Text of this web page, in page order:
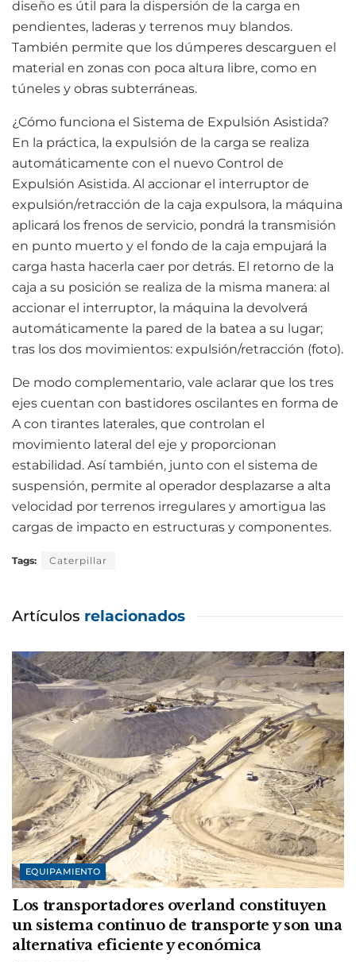
diseño es útil para la dispersión de la carga en
pendientes, laderas y terrenos muy blandos.
También permite que los dúmperes descarguen el
material en zonas con poca altura libre, como en
túneles y obras subterráneas.
¿Cómo funciona el Sistema de Expulsión Asistida?
En la práctica, la expulsión de la carga se realiza
automáticamente con el nuevo Control de
Expulsión Asistida. Al accionar el interruptor de
expulsión/retracción de la caja expulsora, la máquina
aplicará los frenos de servicio, pondrá la transmisión
en punto muerto y el fondo de la caja empujará la
carga hasta hacerla caer por detrás. El retorno de la
caja a su posición se realiza de la misma manera: al
accionar el interruptor, la máquina la devolverá
automáticamente la pared de la batea a su lugar;
tras los dos movimientos: expulsión/retracción (foto).
De modo complementario, vale aclarar que los tres
ejes cuentan con bastidores oscilantes en forma de
A con tirantes laterales, que controlan el
movimiento lateral del eje y proporcionan
estabilidad. Así también, junto con el sistema de
suspensión, permite al operador desplazarse a alta
velocidad por terrenos irregulares y amortigua las
cargas de impacto en estructuras y componentes.
Tags: Caterpillar
Artículos relacionados
EQUIPAMIENTO
Los transportadores overland constituyen
un sistema continuo de transporte y son una
alternativa eficiente y económica